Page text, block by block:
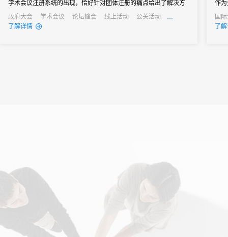
学术会议注册系统的出现，恰好针对团体注册的痛点给出了解决方
案。“批量导入+自主报名”的模式，让不同需求的团体都能找到高效
的注册方式。
政府大会 学术会议 论坛峰会 线上活动
公关活动
发布会
培训会
了解详情
作
关
调
国
经
了